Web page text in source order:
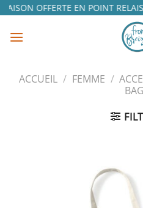
Passer
contenu
OFFERTE EN POINT RELAIS
ACCUEIL / FEMME /